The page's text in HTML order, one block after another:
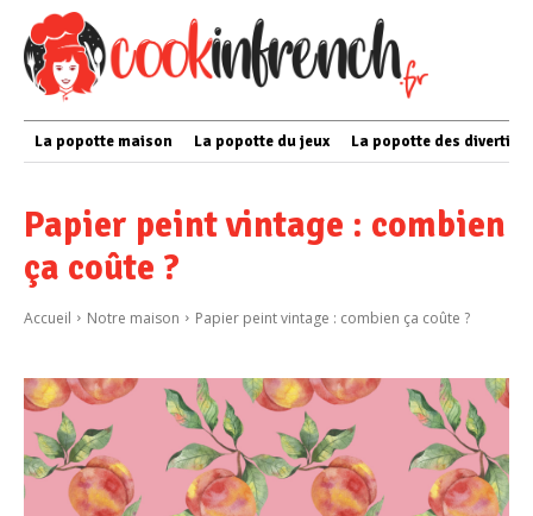
La popotte maison La popotte du jeux La popotte des
Papier peint vintage : combien
ça coûte ?
Accueil Notre maison Papier peint vintage : combien ça coûte ?